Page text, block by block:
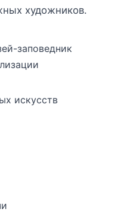
художников.
заповедник
искусств